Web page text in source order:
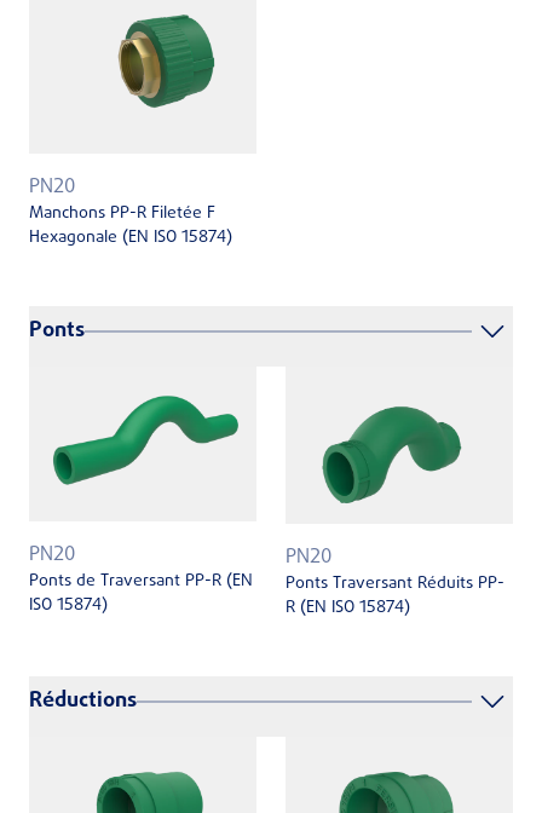
PN20
Manchons PP-R Filetée F
Hexagonale (EN ISO 15874)
Ponts
PN20
Ponts de Traversant PP-R (EN
ISO 15874)
PN20
Ponts Traversant Réduits PP-
R (EN ISO 15874)
Réductions